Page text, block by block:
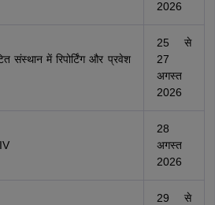
2026
संस्थान में रिपोर्टिंग और प्रवेश
25 से
27
अगस्त
2026
28
अगस्त
2026
29 से